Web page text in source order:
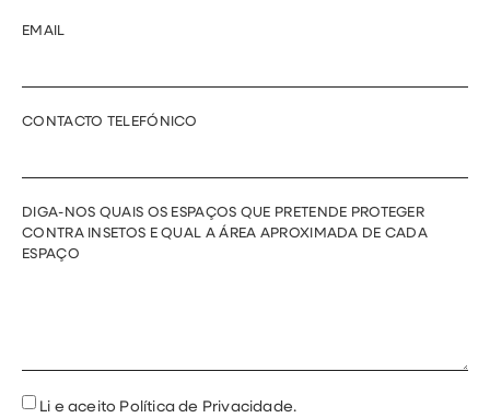
EMAIL
CONTACTO TELEFÓNICO
DIGA-NOS QUAIS OS ESPAÇOS QUE PRETENDE PROTEGER
CONTRA INSETOS E QUAL A ÁREA APROXIMADA DE CADA
ESPAÇO
Li e aceito Política de Privacidade.